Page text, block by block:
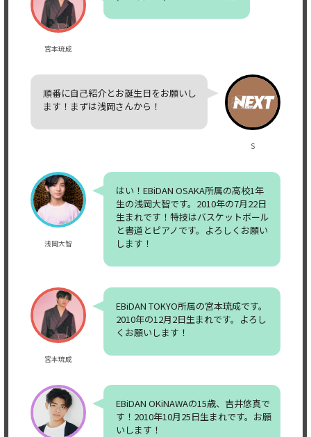
宮本琉成
S
順番に自己紹介とお誕生日をお願いし
ます！まずは浅岡さんから！
浅岡大智
はい！EBiDAN OSAKA所属の高校1年
生の浅岡大智です。2010年の7月22日
生まれです！特技はバスケットボール
と書道とピアノです。よろしくお願い
します！
宮本琉成
EBiDAN TOKYO所属の宮本琉成です。
2010年の12月2日生まれです。よろし
くお願いします！
EBiDAN OKiNAWAの15歳、吉井悠真で
す！2010年10月25日生まれです。お願
いします！